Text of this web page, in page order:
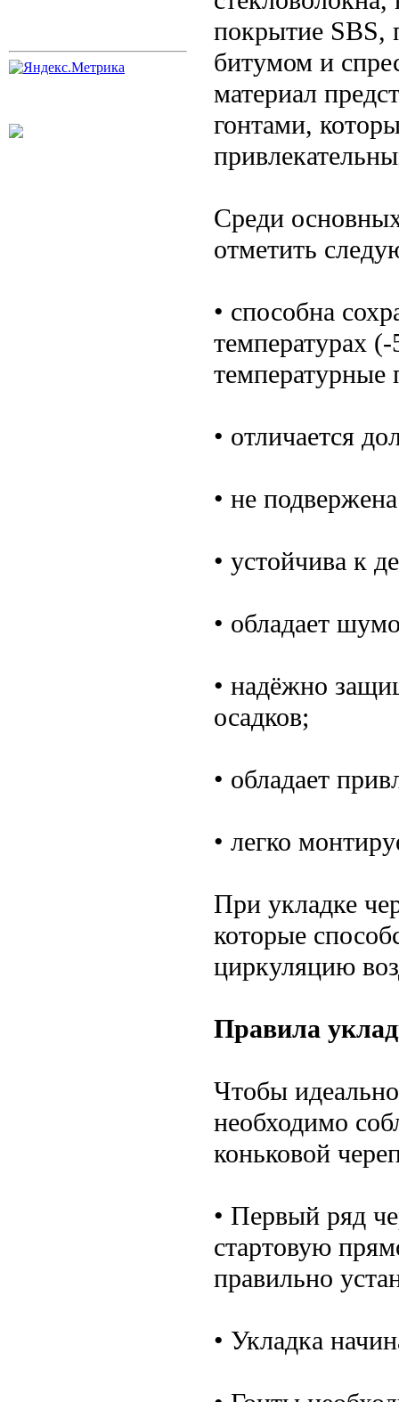
покрытие SBS,
битумом и
материал
гонтами,
Среди
отметить
• способна
температурах
температурные
• отличается
• не
• устойчива к
• обладает
• надёжно
осадков;
• обладает
• легко
При укладке
которые
циркуляцию
Правила
Чтобы
необходимо
коньковой
• Первый ряд
стартовую
правильно
• Укладка